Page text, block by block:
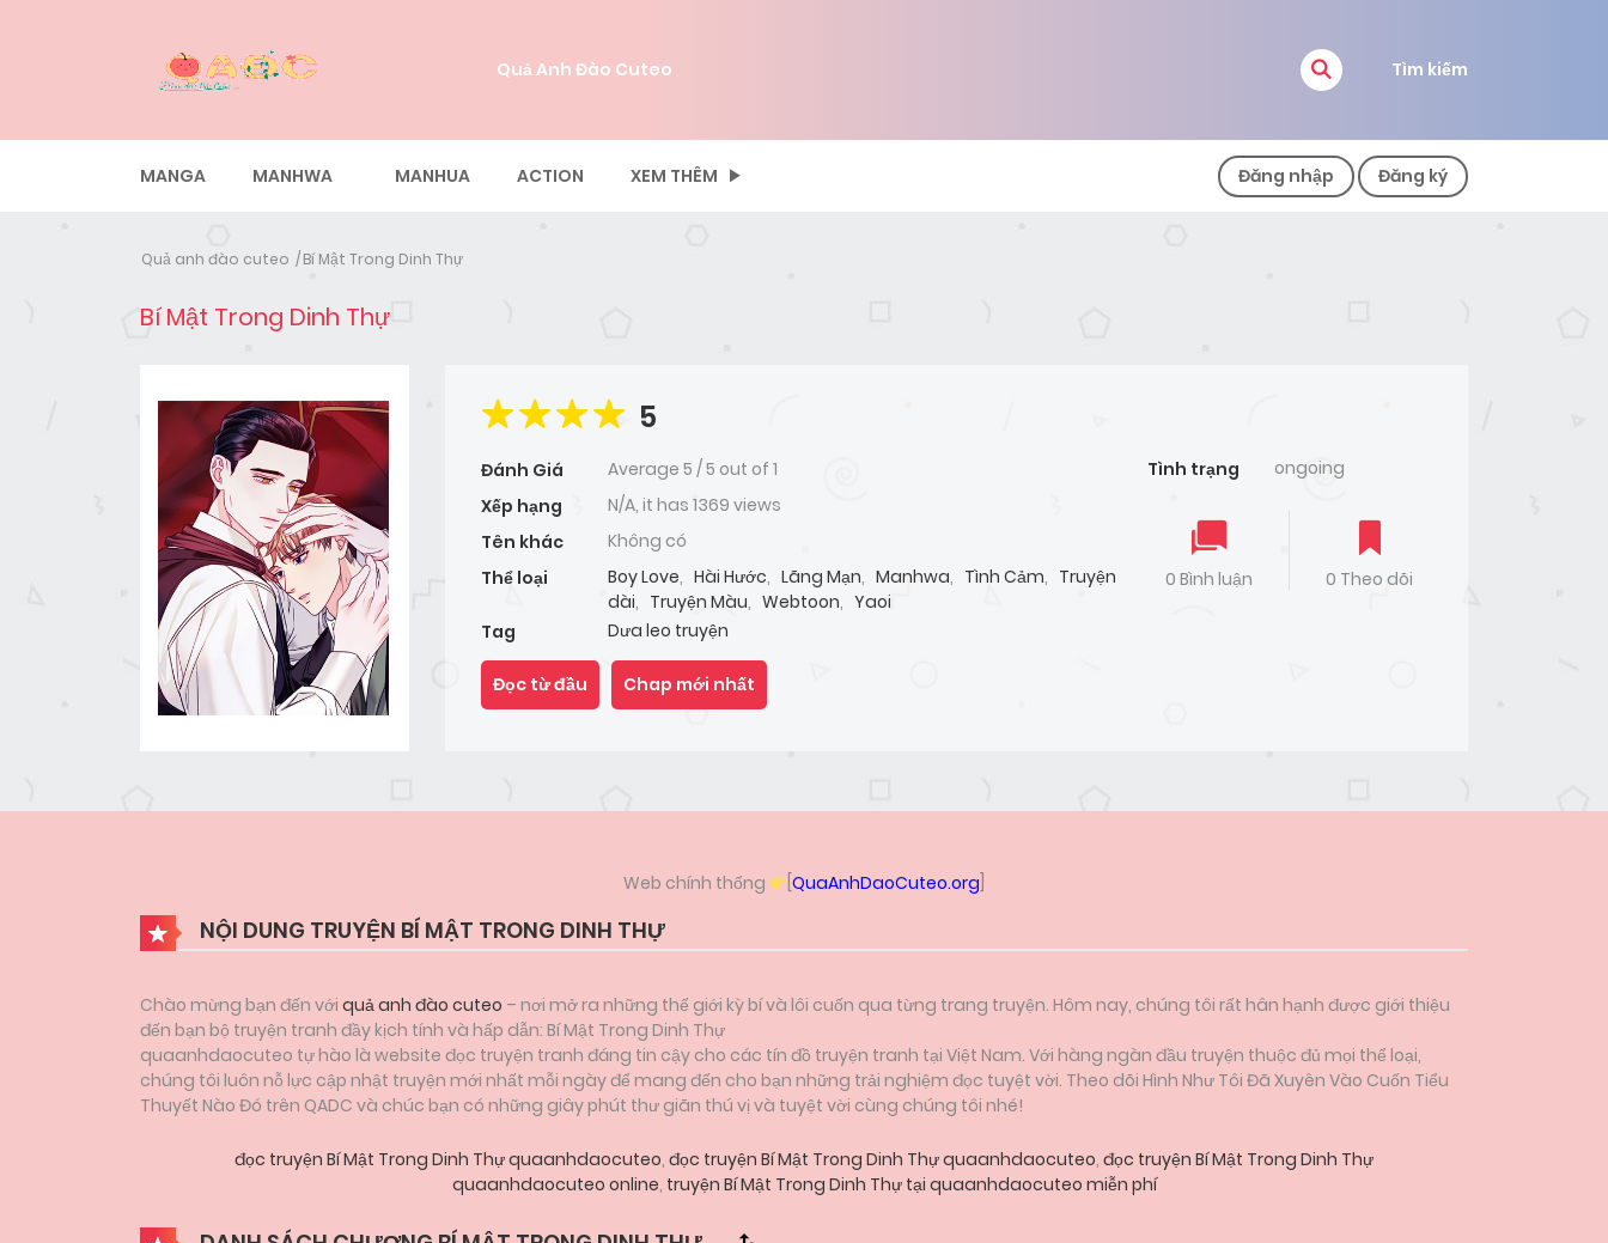
Quả Anh Đào Cuteo Tìm kiếm
MANGA MANHWA MANHUA ACTION XEM THÊM Đăng nhập Đăng ký
Quả anh đào cuteo Bí Mật Trong Dinh Thự
Bí Mật Trong Dinh Thự
5
Đánh Giá Average 5 /5 out of 1
Xếp hạng
N/A, it has 1369 views
Tên khác
Không có
Thể loại
Boy Love, Hài Hước, Lãng Mạn, Manhwa, Tình Cảm, Truyện
dài, Truyện Màu, Webtoon, Yaoi
Tag
Dưa leo truyện
Tình trạng ongoing
0 Bình luận 0 Theo dõi
Đọc từ đầu Chap mới nhất
Web chính thống [QuaAnhDaoCuteo.org
NỘI DUNG TRUYỆN BÍ MẬT TRONG DINH THỰ
Chào mừng bạn đến với quả anh đào cuteo – nơi mở ra những thế giới kỳ bí và lôi cuốn qua từng trang truyện. Hôm nay, chúng tôi rất hân hạnh được giới thiệu
đến bạn bộ truyện tranh đầy kịch tính và hấp dẫn: Bí Mật Trong Dinh Thự
quaanhdaocuteo tự hào là website đọc truyện tranh đáng tin cậy cho các tín đồ truyện tranh tại Việt Nam. Với hàng ngàn đầu truyện thuộc đủ mọi thể loại,
chúng tôi luôn nỗ lực cập nhật truyện mới nhất mỗi ngày để mang đến cho bạn những trải nghiệm đọc tuyệt vời. Theo dõi Hình Như Tôi Đã Xuyên Vào Cuốn Tiểu
Thuyết Nào Đó trên QADC và chúc bạn có những giây phút thư giãn thú vị và tuyệt vời cùng chúng tôi nhé!
đọc truyện Bí Mật Trong Dinh Thự quaanhdaocuteo, đọc truyện Bí Mật Trong Dinh Thự quaanhdaocuteo, đọc truyện Bí Mật Trong Dinh Thự
quaanhdaocuteo online, truyện Bí Mật Trong Dinh Thự tại quaanhdaocuteo miễn phí